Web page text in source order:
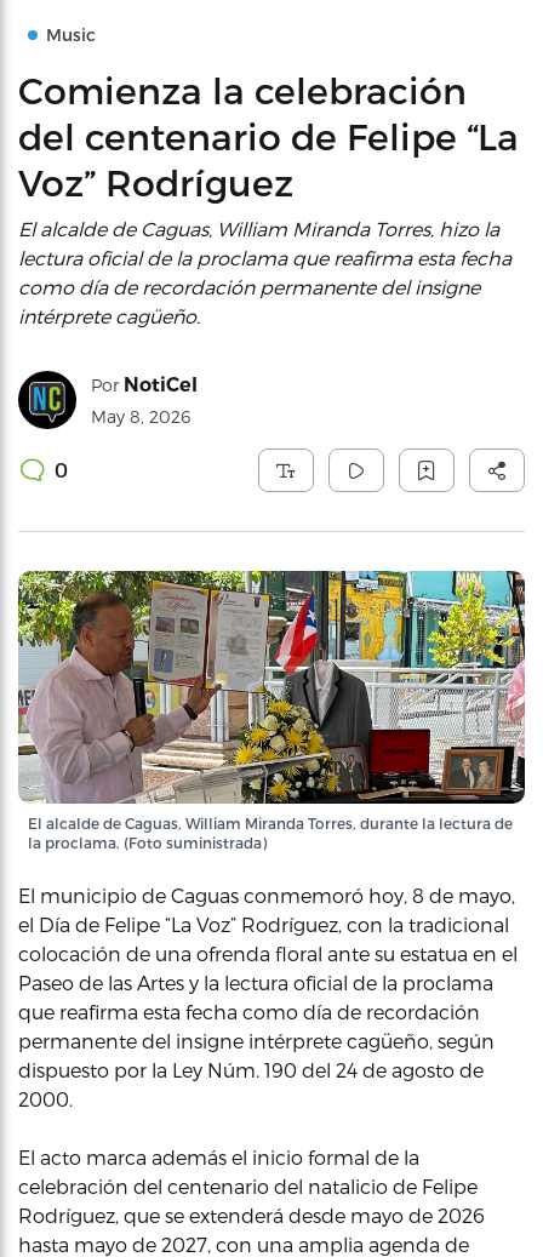
Music
Comienza la celebración
del centenario de Felipe “La
Voz” Rodríguez
El alcalde de Caguas, William Miranda Torres, hizo la
lectura oficial de la proclama que reafirma esta fecha
como día de recordación permanente del insigne
intérprete cagüeño.
Por NotiCel
May 8, 2026
0
El alcalde de Caguas, William Miranda Torres, durante la lectura de
la proclama. (Foto suministrada)
El municipio de Caguas conmemoró hoy, 8 de mayo,
el Día de Felipe “La Voz” Rodríguez, con la tradicional
colocación de una ofrenda floral ante su estatua en el
Paseo de las Artes y la lectura oficial de la proclama
que reafirma esta fecha como día de recordación
permanente del insigne intérprete cagüeño, según
dispuesto por la Ley Núm. 190 del 24 de agosto de
2000.
El acto marca además el inicio formal de la
celebración del centenario del natalicio de Felipe
Rodríguez, que se extenderá desde mayo de 2026
hasta mayo de 2027, con una amplia agenda de